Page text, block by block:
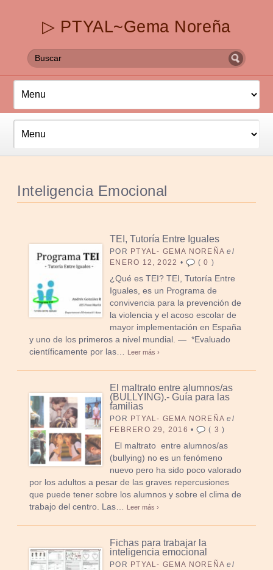
▷ PTYAL~Gema Noreña
Inteligencia Emocional
TEI, Tutoría Entre Iguales
POR PTYAL- GEMA NOREÑA el
ENERO 12, 2022 • (0 )
¿Qué es TEI? TEI, Tutoría Entre
Iguales, es un Programa de
convivencia para la prevención de
la violencia y el acoso escolar de
mayor implementación en España
y uno de los primeros a nivel mundial. — *Evaluado
científicamente por las…
Leer más ›
El maltrato entre alumnos/as
(BULLYING).- Guía para las
familias
POR PTYAL- GEMA NOREÑA el
FEBRERO 29, 2016 • ( 3 )
El maltrato entre alumnos/as
(bullying) no es un fenómeno
nuevo pero ha sido poco valorado
por los adultos a pesar de las graves repercusiones
que puede tener sobre los alumnos y sobre el clima de
trabajo del centro. Las…
Leer más ›
Fichas para trabajar la
inteligencia emocional
POR PTYAL- GEMA NOREÑA el